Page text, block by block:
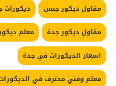
مقاول ديكور جبس
ديكورات
مقاول ديكور جدة
معلم
اسعار الديكورات في جدة
معلم وفني محترف في